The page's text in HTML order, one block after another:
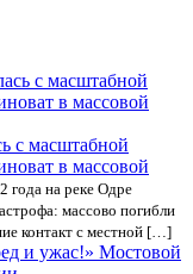
с масштабной
в массовой
года на реке Одре
массово погибли
контакт с местной […]